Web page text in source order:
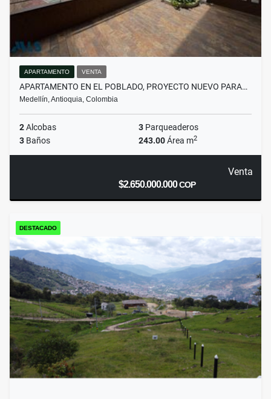
APARTAMENTO VENTA
APARTAMENTO EN EL POBLADO, PROYECTO NUEVO PARA…
Medellín, Antioquia, Colombia
2Alcobas 3 Parqueaderos
3 Baños 243.00Área m2
Venta
$2.650.000.000COP
DESTACADO